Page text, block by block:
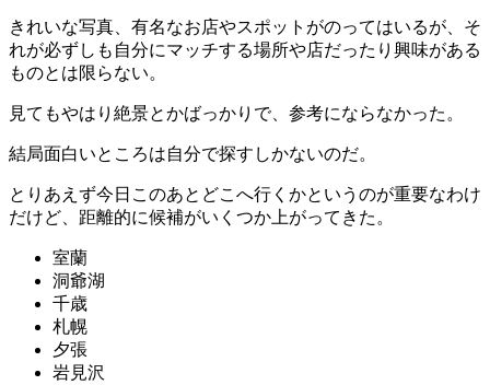
きれいな写真、有名なお店やスポットがのってはいるが、そ
れが必ずしも自分にマッチする場所や店だったり興味がある
ものとは限らない。
見てもやはり絶景とかばっかりで、参考にならなかった。
結局面白いところは自分で探すしかないのだ。
とりあえず今日このあとどこへ行くかというのが重要なわけ
だけど、距離的に候補がいくつか上がってきた。
室蘭
洞爺湖
千歳
札幌
夕張
岩見沢